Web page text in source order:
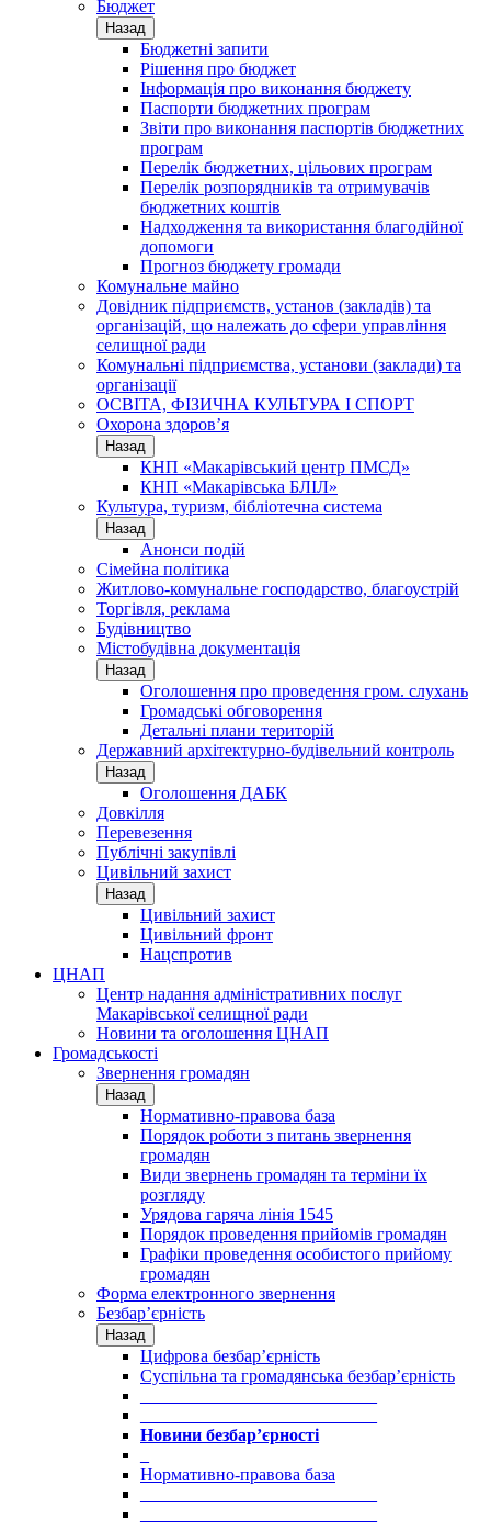
Бюджет
Назад
Бюджетні запити
Рішення про бюджет
Інформація про виконання бюджету
Паспорти бюджетних програм
Звіти про виконання паспортів бюджетних
програм
Перелік бюджетних, цільових програм
Перелік розпорядників та отримувачів
бюджетних коштів
Надходження та використання благодійної
допомоги
Прогноз бюджету громади
Комунальне майно
Довідник підприємств, установ (закладів) та
організацій, що належать до сфери управління
селищної ради
Комунальні підприємства, установи (заклади) та
організації
ОСВІТА, ФІЗИЧНА КУЛЬТУРА І СПОРТ
Охорона здоров’я
Назад
КНП «Макарівський центр ПМСД»
КНП «Макарівська БЛІЛ»
Культура, туризм, бібліотечна система
Назад
Анонси подій
Сімейна політика
Житлово-комунальне господарство, благоустрій
Торгівля, реклама
Будівництво
Містобудівна документація
Назад
Оголошення про проведення гром. слухань
Громадські обговорення
Детальні плани територій
Державний архітектурно-будівельний контроль
Назад
Оголошення ДАБК
Довкілля
Перевезення
Публічні закупівлі
Цивільний захист
Назад
Цивільний захист
Цивільний фронт
Нацспротив
ЦНАП
Центр надання адміністративних послуг
Макарівської селищної ради
Новини та оголошення ЦНАП
Громадськості
Звернення громадян
Назад
Нормативно-правова база
Порядок роботи з питань звернення
громадян
Види звернень громадян та терміни їх
розгляду
Урядова гаряча лінія 1545
Порядок проведення прийомів громадян
Графіки проведення особистого прийому
громадян
Форма електронного звернення
Безбар’єрність
Назад
Цифрова безбар’єрність
Суспільна та громадянська безбар’єрність
Новини безбар’єрності
Нормативно-правова база